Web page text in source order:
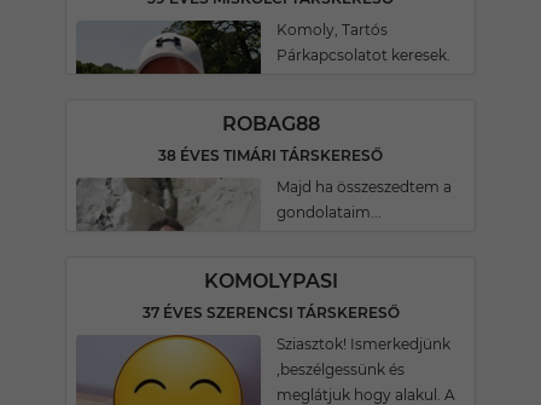
Komoly, Tartós
Párkapcsolatot keresek.
ROBAG88
38 ÉVES TIMÁRI TÁRSKERESŐ
Majd ha összeszedtem a
gondolataim...
KOMOLYPASI
37 ÉVES SZERENCSI TÁRSKERESŐ
Sziasztok! Ismerkedjünk
,beszélgessünk és
meglátjuk hogy alakul. A